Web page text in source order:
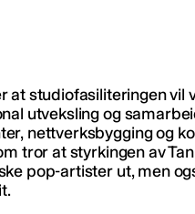
at studiofasiliteringen
utveksling og
nettverksbygging og
tror at styrkingen av
pop-artister ut, men